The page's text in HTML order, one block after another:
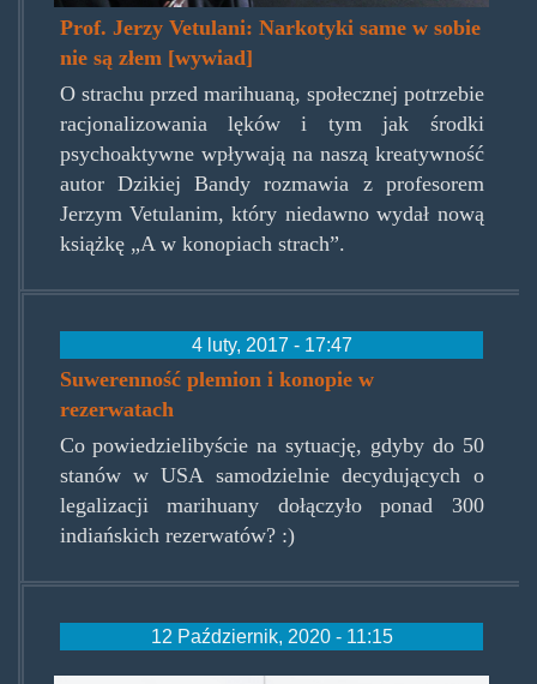
Prof. Jerzy Vetulani: Narkotyki same w sobie
nie są złem [wywiad]
O strachu przed marihuaną, społecznej potrzebie
racjonalizowania lęków i tym jak środki
psychoaktywne wpływają na naszą kreatywność
autor Dzikiej Bandy rozmawia z profesorem
Jerzym Vetulanim, który niedawno wydał nową
książkę „A w konopiach strach”.
4 luty, 2017 - 17:47
Suwerenność plemion i konopie w
rezerwatach
Co powiedzielibyście na sytuację, gdyby do 50
stanów w USA samodzielnie decydujących o
legalizacji marihuany dołączyło ponad 300
indiańskich rezerwatów? :)
12 Październik, 2020 - 11:15